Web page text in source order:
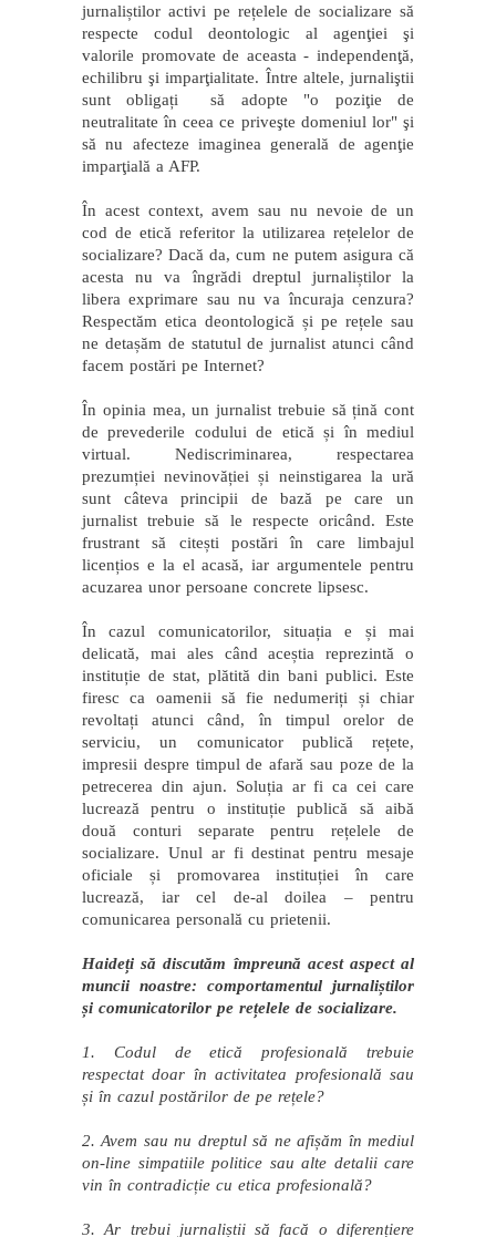
jurnaliștilor activi pe rețelele de socializare să
respecte codul deontologic al agenţiei şi
valorile promovate de aceasta - independenţă,
echilibru şi imparţialitate. Între altele, jurnaliştii
sunt obligați să adopte "o poziţie de
neutralitate în ceea ce priveşte domeniul lor" şi
să nu afecteze imaginea generală de agenţie
imparţială a AFP.
În acest context, avem sau nu nevoie de un
cod de etică referitor la utilizarea rețelelor de
socializare? Dacă da, cum ne putem asigura că
acesta nu va îngrădi dreptul jurnaliștilor la
libera exprimare sau nu va încuraja cenzura?
Respectăm etica deontologică și pe rețele sau
ne detașăm de statutul de jurnalist atunci când
facem postări pe Internet?
În opinia mea, un jurnalist trebuie să țină cont
de prevederile codului de etică și în mediul
virtual. Nediscriminarea, respectarea
prezumției nevinovăției și neinstigarea la ură
sunt câteva principii de bază pe care un
jurnalist trebuie să le respecte oricând. Este
frustrant să citești postări în care limbajul
licențios e la el acasă, iar argumentele pentru
acuzarea unor persoane concrete lipsesc.
În cazul comunicatorilor, situația e și mai
delicată, mai ales când aceștia reprezintă o
instituție de stat, plătită din bani publici. Este
firesc ca oamenii să fie nedumeriți și chiar
revoltați atunci când, în timpul orelor de
serviciu, un comunicator publică rețete,
impresii despre timpul de afară sau poze de la
petrecerea din ajun. Soluția ar fi ca cei care
lucrează pentru o instituție publică să aibă
două conturi separate pentru rețelele de
socializare. Unul ar fi destinat pentru mesaje
oficiale și promovarea instituției în care
lucrează, iar cel de-al doilea – pentru
comunicarea personală cu prietenii.
Haideți să discutăm împreună acest aspect al
muncii noastre: comportamentul jurnaliștilor
și comunicatorilor pe rețelele de socializare.
1. Codul de etică profesională trebuie
respectat doar în activitatea profesională sau
și în cazul postărilor de pe rețele?
2. Avem sau nu dreptul să ne afișăm în mediul
on-line simpatiile politice sau alte detalii care
vin în contradicție cu etica profesională?
3. Ar trebui jurnaliștii să facă o diferențiere